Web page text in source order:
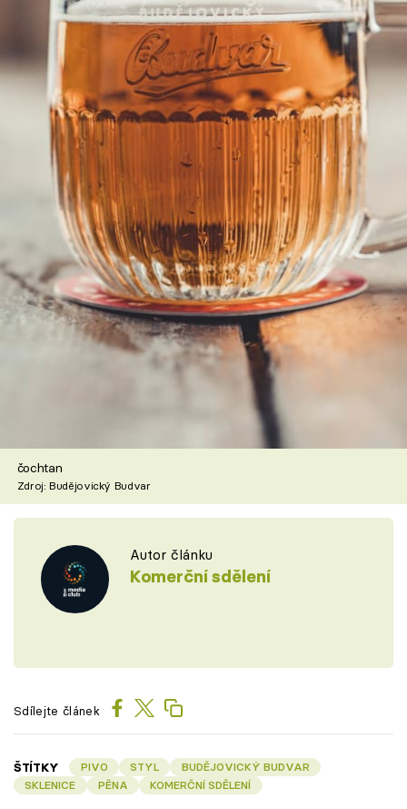
čochtan
Zdroj: Budějovický Budvar
Autor článku
Komerční sdělení
Sdílejte článek
ŠTÍTKY PIVO STYL
BUDĚJOVICKÝ BUDVAR
SKLENICE
PĚNA KOMERČNÍ SDĚLENÍ